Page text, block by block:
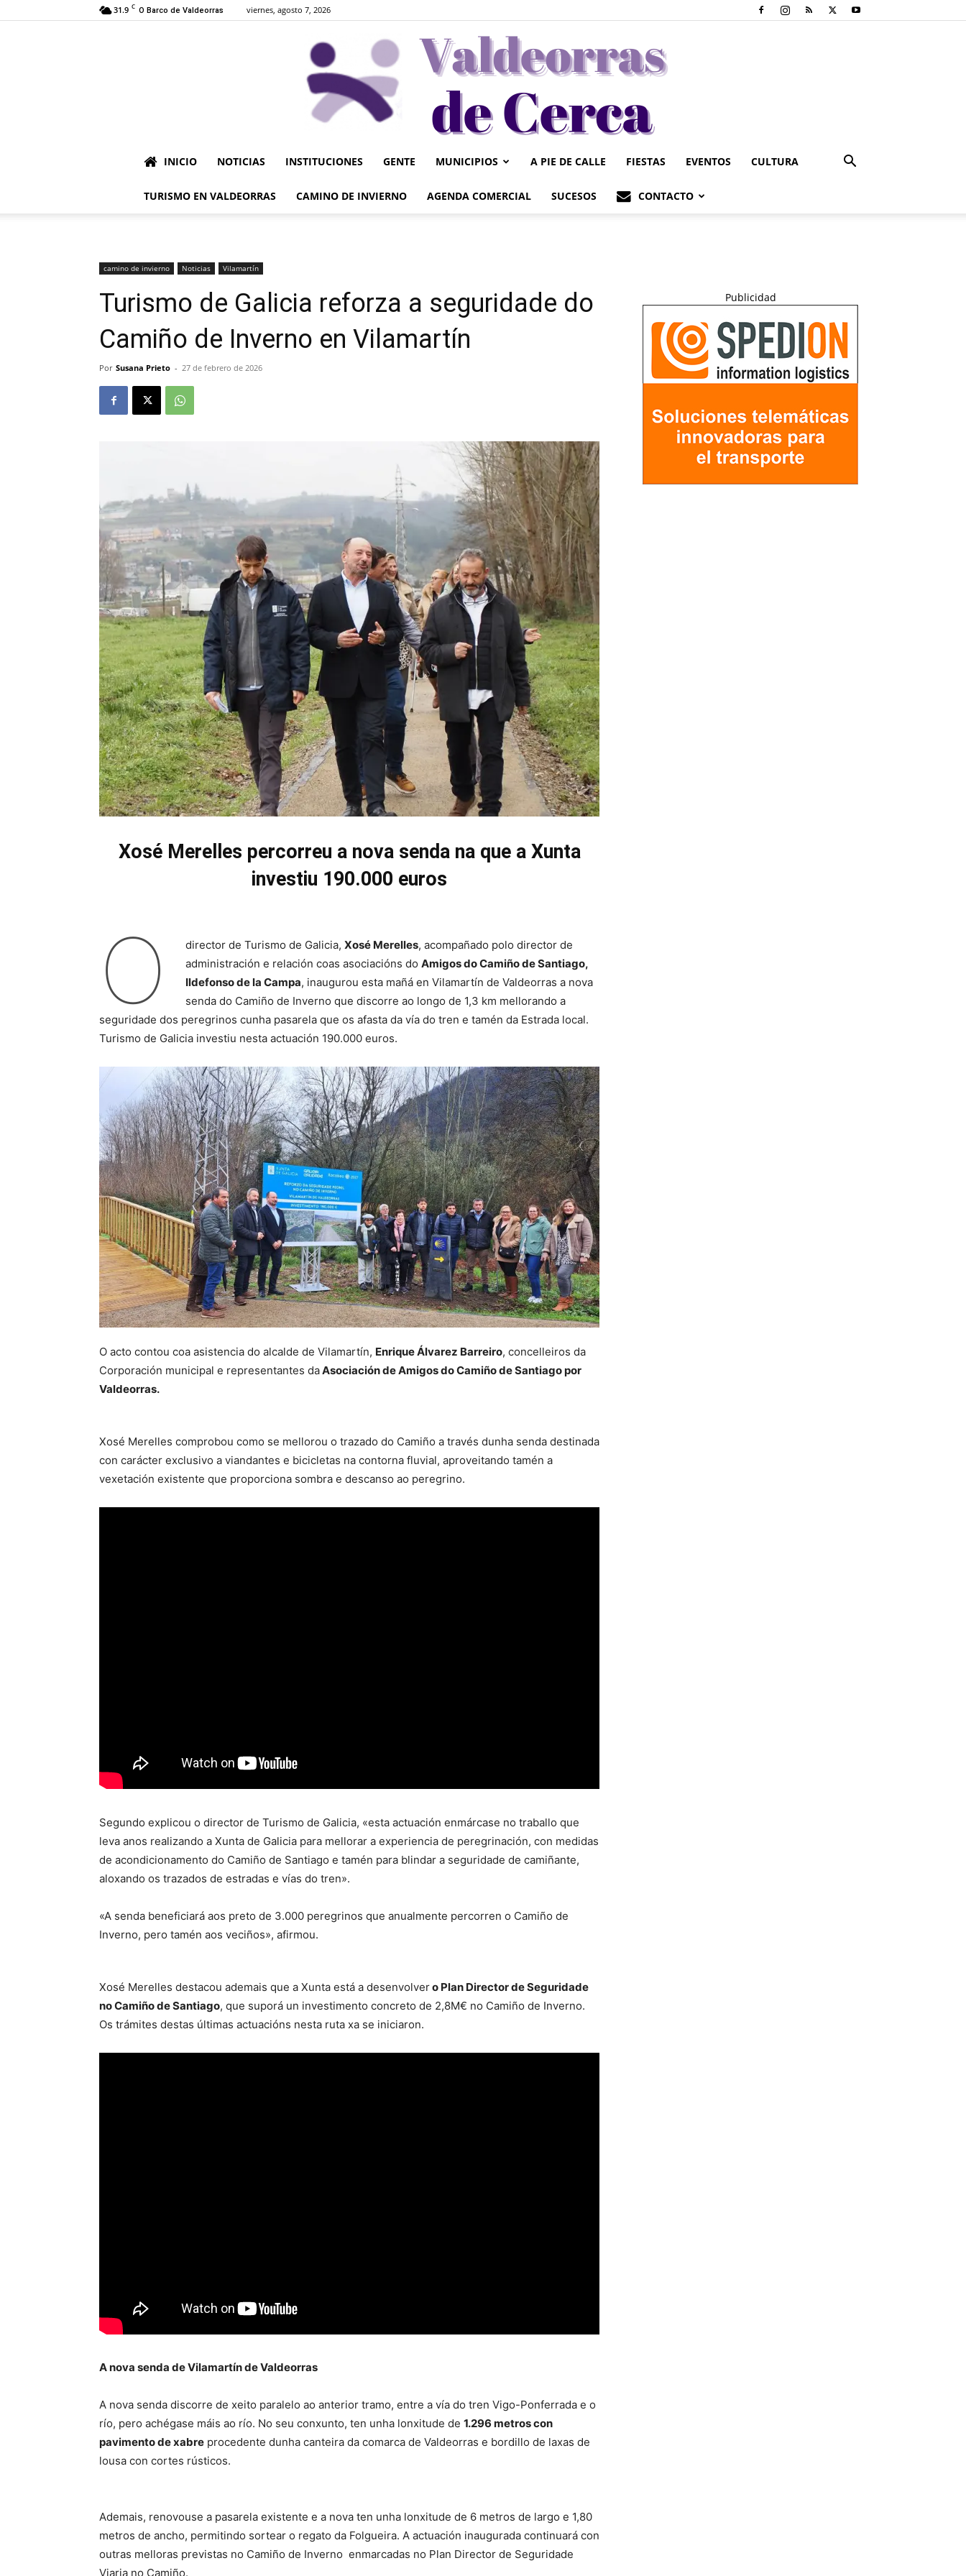
31.9 C O Barco de Valdeorras viernes, agosto 7, 2026
Valdeorrasdecerca
INICIO NOTICIAS INSTITUCIONES GENTE MUNICIPIOS A PIE DE CALLE FIESTAS EVENTOS CULTURA
TURISMO EN VALDEORRAS CAMINO DE INVIERNO AGENDA COMERCIAL SUCESOS CONTACTO
camino de invierno Noticias Vilamartín
Turismo de Galicia reforza a seguridade do
Camiño de Inverno en Vilamartín
Por Susana Prieto - 27 de febrero de 2026
Xosé Merelles percorreu a nova senda na que a Xunta
investiu 190.000 euros
O director de Turismo de Galicia, Xosé Merelles, acompañado polo director de
administración e relación coas asociacións do Amigos do Camiño de Santiago,
Ildefonso de la Campa, inaugurou esta mañá en Vilamartín de Valdeorras a nova
senda do Camiño de Inverno que discorre ao longo de 1,3 km mellorando a
seguridade dos peregrinos cunha pasarela que os afasta da vía do tren e tamén da Estrada local.
Turismo de Galicia investiu nesta actuación 190.000 euros.
O acto contou coa asistencia do alcalde de Vilamartín, Enrique Álvarez Barreiro, concelleiros da
Corporación municipal e representantes daAsociación de Amigos do Camiño de Santiago por
Valdeorras.
Xosé Merelles comprobou como se mellorou o trazado do Camiño a través dunha senda destinada
con carácter exclusivo a viandantes e bicicletas na contorna fluvial, aproveitando tamén a
vexetación existente que proporciona sombra e descanso ao peregrino.
Segundo explicou o director de Turismo de Galicia, «esta actuación enmárcase no traballo que
leva anos realizando a Xunta de Galicia para mellorar a experiencia de peregrinación, con medidas
de acondicionamento do Camiño de Santiago e tamén para blindar a seguridade de camiñante,
aloxando os trazados de estradas e vías do tren».
«A senda beneficiará aos preto de 3.000 peregrinos que anualmente percorren o Camiño de
Inverno, pero tamén aos veciños», afirmou.
Xosé Merelles destacou ademais que a Xunta está a desenvolvero Plan Director de Seguridade
no Camiño de Santiago, que suporá un investimento concreto de 2,8M€ no Camiño de Inverno.
Os trámites destas últimas actuacións nesta ruta xa se iniciaron.
A nova senda de Vilamartín de Valdeorras
A nova senda discorre de xeito paralelo ao anterior tramo, entre a vía do tren Vigo-Ponferrada e o
río, pero achégase máis ao río. No seu conxunto, ten unha lonxitude de 1.296 metros con
pavimento de xabre procedente dunha canteira da comarca de Valdeorras e bordillo de laxas de
lousa con cortes rústicos.
Ademais, renovouse a pasarela existente e a nova ten unha lonxitude de 6 metros de largo e 1,80
metros de ancho, permitindo sortear o regato da Folgueira. A actuación inaugurada continuará con
outras melloras previstas no Camiño de Inverno enmarcadas no Plan Director de Seguridade
Viaria no Camiño.
Publicidad